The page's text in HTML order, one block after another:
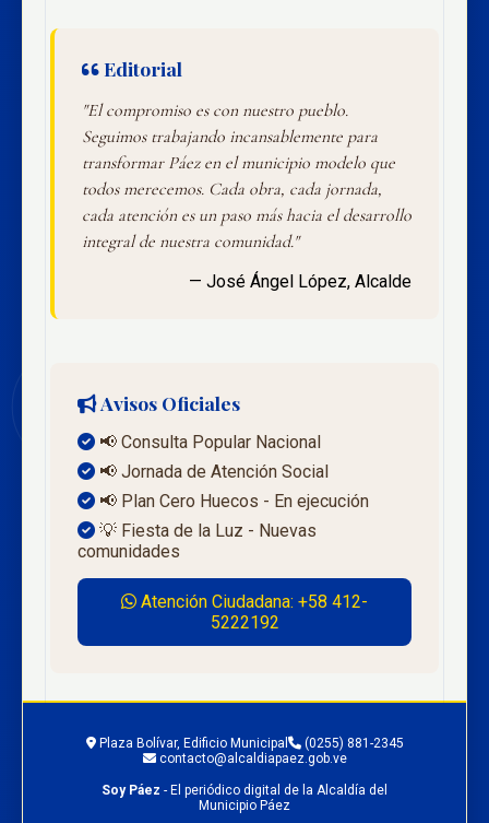
Editorial
"El compromiso es con nuestro pueblo.
Seguimos trabajando incansablemente para
transformar Páez en el municipio modelo que
todos merecemos. Cada obra, cada jornada,
cada atención es un paso más hacia el desarrollo
integral de nuestra comunidad."
— José Ángel López, Alcalde
Avisos Oficiales
📢 Consulta Popular Nacional
📢 Jornada de Atención Social
📢 Plan Cero Huecos - En ejecución
💡 Fiesta de la Luz - Nuevas
comunidades
Atención Ciudadana: +58 412-
5222192
Plaza Bolívar, Edificio Municipal
(0255) 881-2345
contacto@alcaldiapaez.gob.ve
Soy Páez - El periódico digital de la Alcaldía del
Municipio Páez